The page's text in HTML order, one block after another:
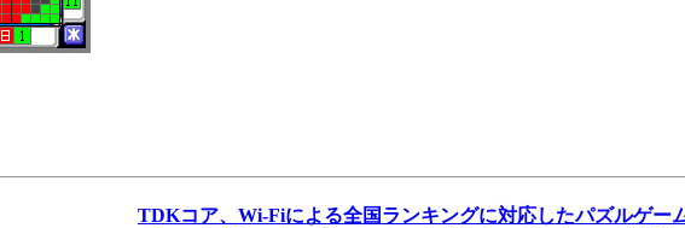
TDKコア、Wi-Fiによる全国ランキングに対応したパズルゲー